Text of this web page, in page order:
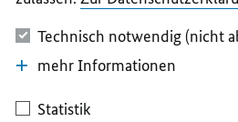
Technisch notwendig (nicht
mehr Informationen
Statistik